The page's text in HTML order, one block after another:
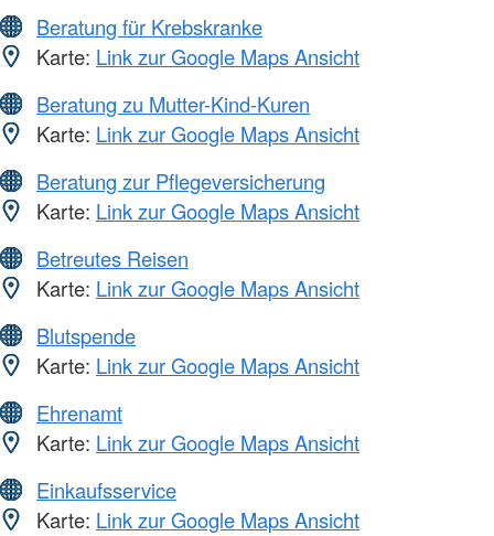
Beratung für Krebskranke
Karte: Link zur Google Maps Ansicht
Beratung zu Mutter-Kind-Kuren
Karte: Link zur Google Maps Ansicht
Beratung zur Pflegeversicherung
Karte: Link zur Google Maps Ansicht
Betreutes Reisen
Karte: Link zur Google Maps Ansicht
Blutspende
Karte: Link zur Google Maps Ansicht
Ehrenamt
Karte: Link zur Google Maps Ansicht
Einkaufsservice
Karte: Link zur Google Maps Ansicht